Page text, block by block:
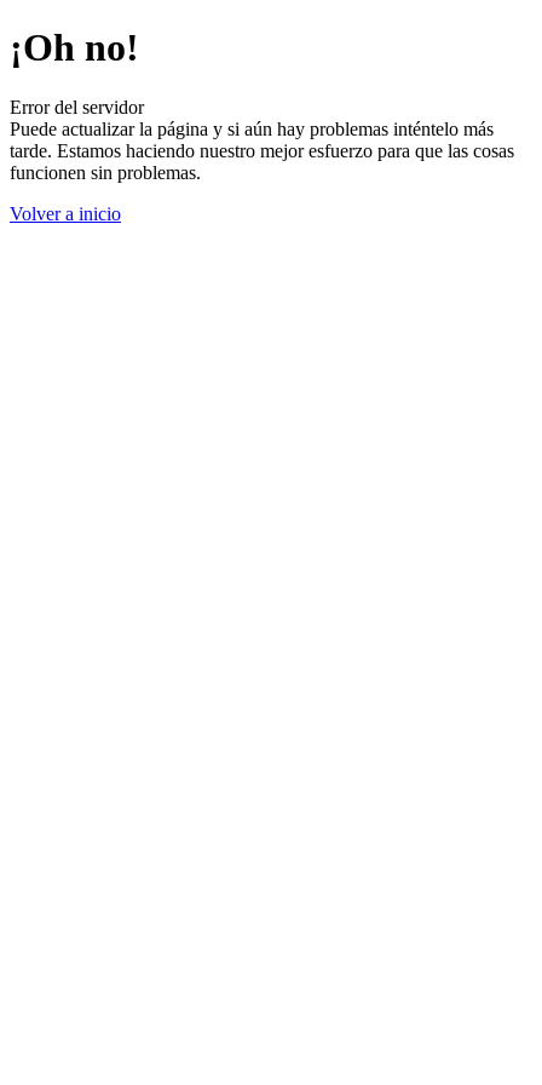
¡Oh no!
Error del servidor
Puede actualizar la página y si aún hay problemas inténtelo más
tarde. Estamos haciendo nuestro mejor esfuerzo para que las cosas
funcionen sin problemas.
Volver a inicio